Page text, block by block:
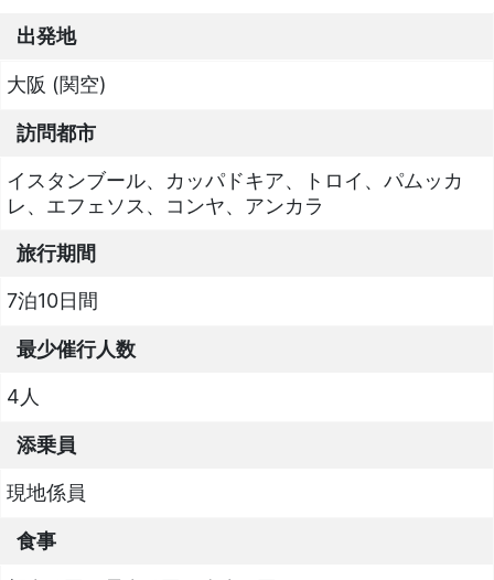
出発地
大阪 (関空)
訪問都市
イスタンブール、カッパドキア、トロイ、パムッカ
レ、エフェソス、コンヤ、アンカラ
旅行期間
7泊10日間
最少催行人数
4人
添乗員
現地係員
食事